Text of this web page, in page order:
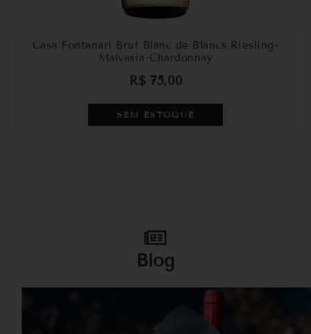
Casa Fontanari Brut Blanc de Blancs Riesling-
Malvasia-Chardonnay
R$75,00
SEM ESTOQUE
Blog